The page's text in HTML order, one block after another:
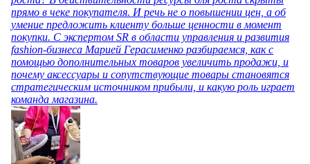
прямо в чеке покупателя. И речь не о повышении цен, а об
умение предложить клиенту больше ценности в момент
покупки. С экспертом SR в области управления и развития
fashion-бизнеса Марией Герасименко разбираемся, как с
помощью дополнительных товаров увеличить продажи, и
почему аксессуары и сопутствующие товары становятся
стратегическим источником прибыли, и какую роль играет
команда магазина.